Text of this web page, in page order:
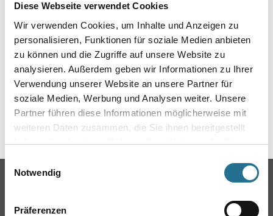
Diese Webseite verwendet Cookies
Wir verwenden Cookies, um Inhalte und Anzeigen zu
personalisieren, Funktionen für soziale Medien anbieten
zu können und die Zugriffe auf unsere Website zu
analysieren. Außerdem geben wir Informationen zu Ihrer
Verwendung unserer Website an unsere Partner für
soziale Medien, Werbung und Analysen weiter. Unsere
Partner führen diese Informationen möglicherweise mit
weiteren Daten zusammen, die Sie ihnen bereitgestellt
haben oder die sie im Rahmen Ihrer Nutzung der Dienste
Einwilligungsauswahl
Notwendig
Präferenzen
IST AUFGETRETEN
Keine Sorge, wir pinseln schon an der Lösung und
werden das Problem so schnell wie möglich beheben.
Erkunden Sie in der Zwischenzeit unseren Online-Shop
und lassen Sie sich inspirieren.
ZURÜCK ZUM ONLINE-SHOP
Online-Shop